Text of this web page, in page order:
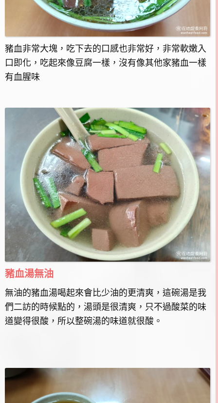
豬血非常大塊，吃下去的口感也非常好，非常軟嫩入
口即化，吃起來像豆腐一樣，沒有像其他家豬血一樣
有血腥味
豬血湯無油
無油的豬血湯喝起來會比少油的更清爽，這碗湯是我
們二訪的時候點的，湯頭是很清爽，只不過酸菜的味
道變得很酸，所以整碗湯的味道就很酸。